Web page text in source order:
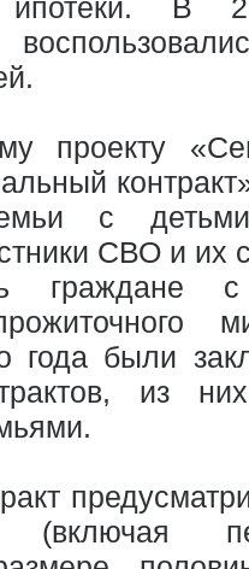
В
проекту
с
СВО и их
граждане
года были
из
(включая